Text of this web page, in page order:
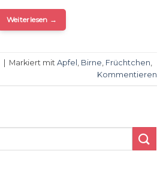
Weiterlesen →
| Markiert mit Apfel Birne Früchtchen
Kommentieren